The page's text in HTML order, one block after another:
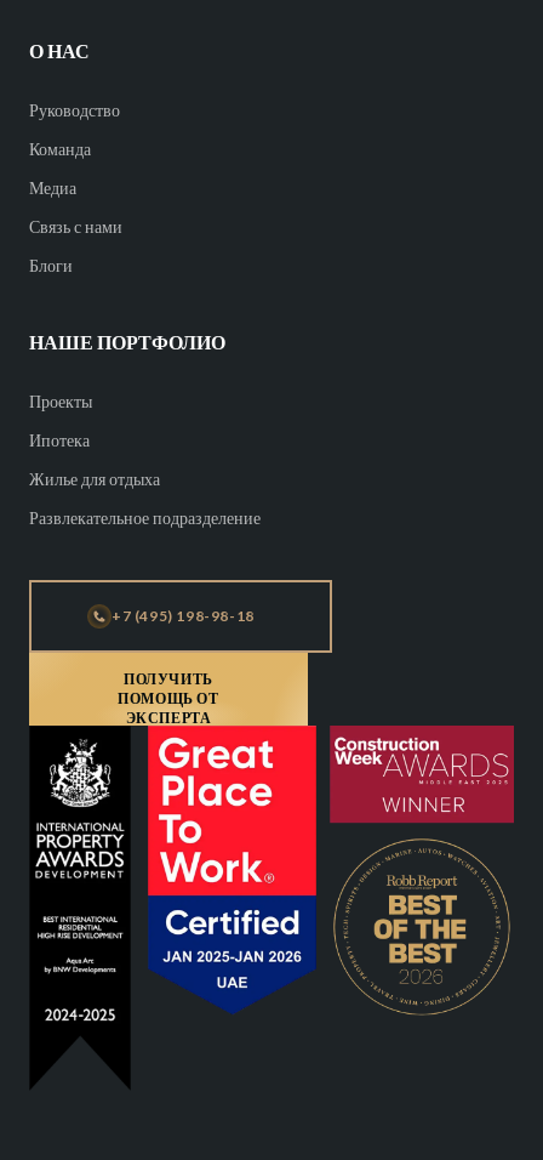
О НАС
Руководство
Команда
Медиа
Связь с нами
Блоги
НАШЕ ПОРТФОЛИО
Проекты
Ипотека
Жилье для отдыха
Развлекательное подразделение
+7 (495) 198-98-18
ПОЛУЧИТЬ
ПОМОЩЬ ОТ
ЭКСПЕРТА